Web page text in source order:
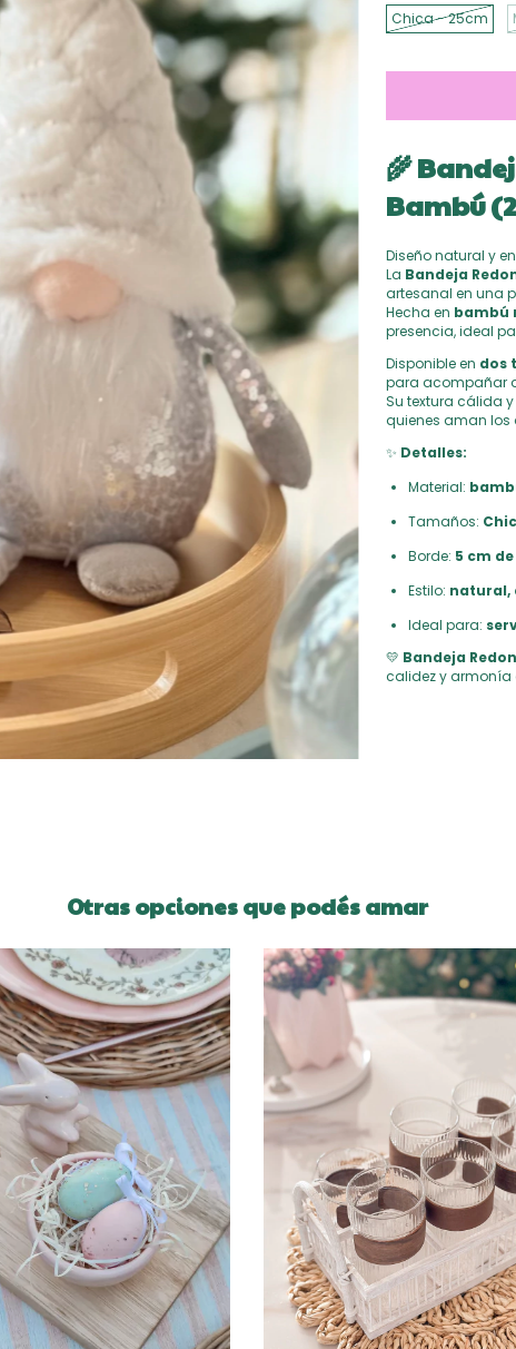
Chica - 25cm
🌾
Bambú
Diseño natural y
La Bandeja
artesanal en una
Hecha en bambú
presencia, ideal
Disponible en dos
para acompañar
Su textura cálida
quienes aman los
✨ Detalles:
Material:
Tamaños:
Borde: 5 cm
Estilo: natural,
Ideal para:
💛 Bandeja
calidez y armonía
Otras opciones que podés amar